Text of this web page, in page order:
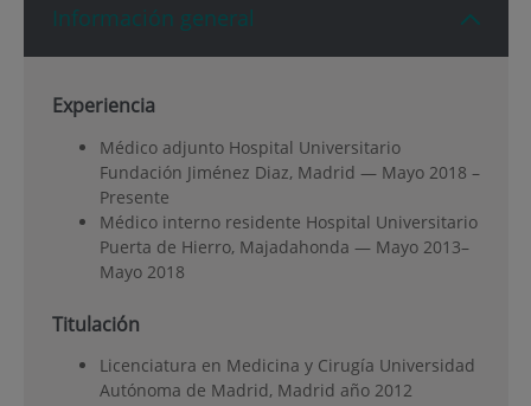
Información general
Experiencia
Médico adjunto Hospital Universitario
Fundación Jiménez Diaz, Madrid — Mayo 2018 –
Presente
Médico interno residente Hospital Universitario
Puerta de Hierro, Majadahonda — Mayo 2013–
Mayo 2018
Titulación
Licenciatura en Medicina y Cirugía Universidad
Autónoma de Madrid, Madrid año 2012